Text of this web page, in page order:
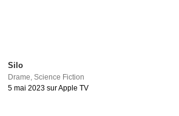
Silo
Drame,Science Fiction
5 mai 2023 sur Apple TV